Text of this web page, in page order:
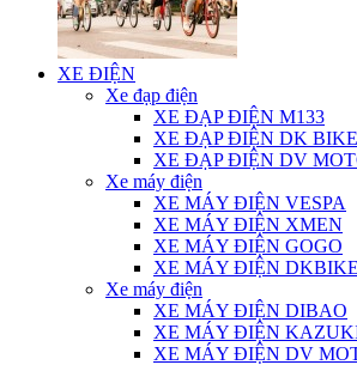
XE ĐIỆN
Xe đạp điện
XE ĐẠP ĐIỆN M133
XE ĐẠP ĐIỆN DK BIKE
XE ĐẠP ĐIỆN DV
Xe máy điện
XE MÁY ĐIỆN VESPA
XE MÁY ĐIỆN XMEN
XE MÁY ĐIỆN GOGO
XE MÁY ĐIỆN DKBIKE
Xe máy điện
XE MÁY ĐIỆN DIBAO
XE MÁY ĐIỆN
XE MÁY ĐIỆN DV